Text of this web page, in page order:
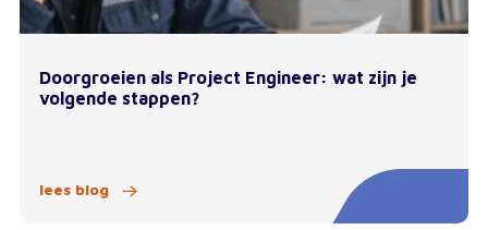
Doorgroeien als Project Engineer: wat zijn je
volgende stappen?
lees blog